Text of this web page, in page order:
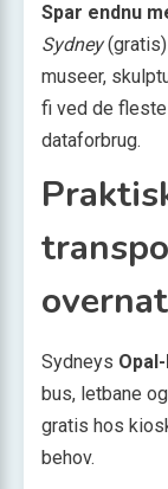
Spar endnu
Sydney(gratis)
museer,
fi ved de fleste
dataforbrug.
Sydneys
bus, letbane
gratis hos
behov.